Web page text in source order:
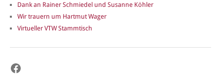
Dank an Rainer Schmiedel und Susanne Köhler
Wir trauern um Hartmut Wager
Virtueller VTW Stammtisch
Facebook